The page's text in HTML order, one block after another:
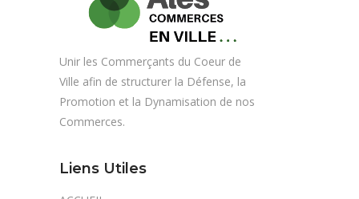
Unir les Commerçants du Coeur de
Ville afin de structurer la Défense, la
Promotion et la Dynamisation de nos
Commerces.
Liens Utiles